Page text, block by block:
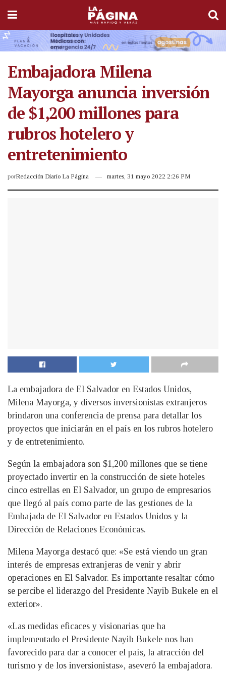
Embajadora Milena
Mayorga anuncia inversión
de $1,200 millones para
rubros hotelero y
entretenimiento
porRedacción Diario La Página martes, 31 mayo 2022 2:26 PM
La embajadora de El Salvador en Estados Unidos,
Milena Mayorga, y diversos inversionistas extranjeros
brindaron una conferencia de prensa para detallar los
proyectos que iniciarán en el país en los rubros hotelero
y de entretenimiento.
Según la embajadora son $1,200 millones que se tiene
proyectado invertir en la construcción de siete hoteles
cinco estrellas en El Salvador, un grupo de empresarios
que llegó al país como parte de las gestiones de la
Embajada de El Salvador en Estados Unidos y la
Dirección de Relaciones Económicas.
Milena Mayorga destacó que: «Se está viendo un gran
interés de empresas extranjeras de venir y abrir
operaciones en El Salvador. Es importante resaltar cómo
se percibe el liderazgo del Presidente Nayib Bukele en el
exterior».
«Las medidas eficaces y visionarias que ha
implementado el Presidente Nayib Bukele nos han
favorecido para dar a conocer el país, la atracción del
turismo y de los inversionistas», aseveró la embajadora.